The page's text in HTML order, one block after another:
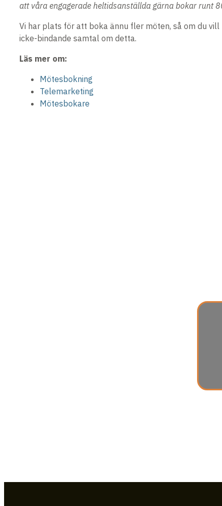
att våra engagerade heltidsanställda gärna bokar runt
Vi har plats för att boka ännu fler möten, så om du
icke-bindande samtal om detta.
Läs mer om:
Mötesbokning
Telemarketing
Mötesbokare